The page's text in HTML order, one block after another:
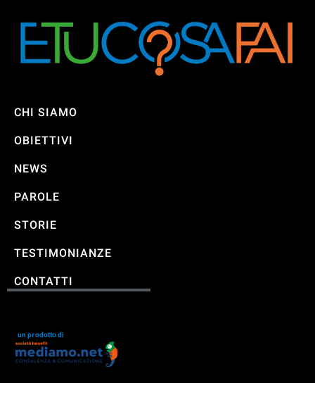
CHI SIAMO
OBIETTIVI
NEWS
PAROLE
STORIE
TESTIMONIANZE
CONTATTI
un prodotto di